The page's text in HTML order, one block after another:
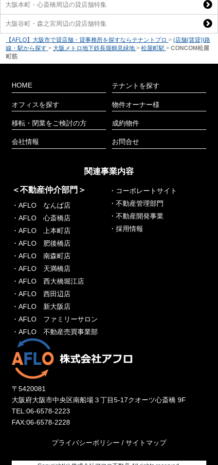
大阪本町・心斎橋周辺の貸店舗特集
大阪谷町・森之宮周辺の貸店舗特集
【AFLO】大阪市で貸店舗・貸事務所を探すならテナントプロ > (店舗(賃貸))路
線・駅から探す > 大阪メトロ地下鉄長堀鶴見緑地 > 松屋町駅 > CONCOM松屋
町筋
HOME
オフィスを探す
移転・閉業をご検討の方
会社情報
テナントを探す
物件オーナー様
成約物件
お問合せ
関連事業内容
＜不動産仲介部門＞
・AFLO なんば店
・AFLO 心斎橋店
・AFLO 上本町店
・AFLO 肥後橋店
・AFLO 南森町店
・AFLO 天満橋店
・AFLO 西大橋堀江店
・AFLO 西田辺店
・AFLO 新大阪店
・AFLO ファミリーサロン
・AFLO 不動産売買事業部
・コーポレートサイト
・不動産管理部門
・不動産開発事業
・採用情報
〒5420081
大阪府大阪市中央区南船場３丁目5-17クオーツ心斎橋 9F
TEL:06-6578-2223
FAX:06-6578-2228
プライバシーポリシー / サイトマップ